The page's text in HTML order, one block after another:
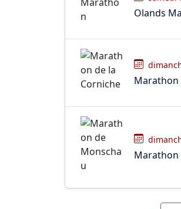
Olands
Marathon
Marathon